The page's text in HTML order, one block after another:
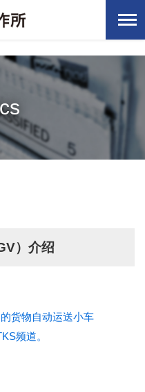
）介绍
货物自动运送小车
频道。